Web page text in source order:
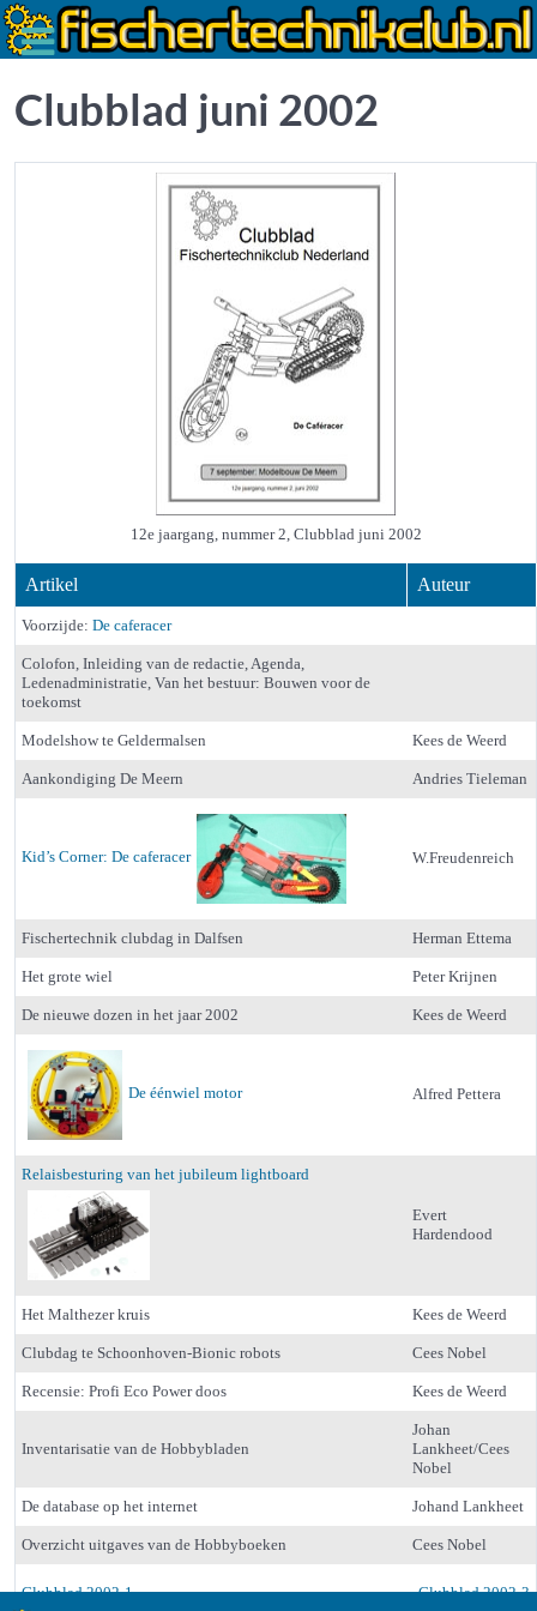
Clubblad juni 2002
12e jaargang, nummer 2, Clubblad juni 2002
Artikel Auteur
Voorzijde: De caferacer
Colofon, Inleiding van de redactie, Agenda,
Ledenadministratie, Van het bestuur: Bouwen voor de
toekomst
Modelshow te Geldermalsen Kees de Weerd
Aankondiging De Meern Andries Tieleman
Kid’s Corner: De caferacer W.Freudenreich
Fischertechnik clubdag in Dalfsen Herman Ettema
Het grote wiel Peter Krijnen
De nieuwe dozen in het jaar 2002 Kees de Weerd
De éénwiel motor Alfred Pettera
Relaisbesturing van het jubileum lightboard
Evert
Hardendood
Het Malthezer kruis Kees de Weerd
Clubdag te Schoonhoven-Bionic robots Cees Nobel
Recensie: Profi Eco Power doos Kees de Weerd
Inventarisatie van de Hobbybladen
Johan
Lankheet/Cees
Nobel
De database op het internet Johand Lankheet
Overzicht uitgaves van de Hobbyboeken Cees Nobel
Clubblad 2002-1 Clubblad 2002-3